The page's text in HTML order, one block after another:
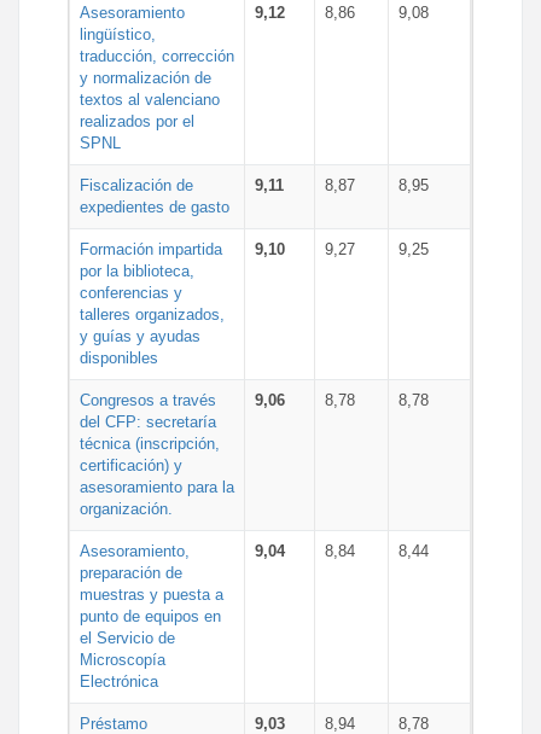
Asesoramiento
lingüístico,
traducción, corrección
y normalización de
textos al valenciano
realizados por el
SPNL
9,12 8,86 9,08
Fiscalización de
expedientes de gasto
9,11 8,87 8,95
Formación impartida
por la biblioteca,
conferencias y
talleres organizados,
y guías y ayudas
disponibles
9,10 9,27 9,25
Congresos a través
del CFP: secretaría
técnica (inscripción,
certificación) y
asesoramiento para la
organización.
9,06 8,78 8,78
Asesoramiento,
preparación de
muestras y puesta a
punto de equipos en
el Servicio de
Microscopía
Electrónica
9,04 8,84 8,44
Préstamo
9,03 8,94 8,78